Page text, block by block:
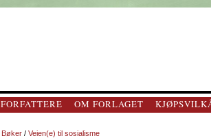
FORFATTERE OM FORLAGET
Bøker / Veien(e) til sosialisme